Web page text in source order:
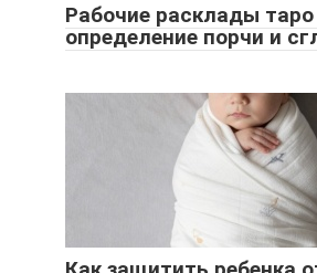
Рабочие расклады таро
определение порчи и